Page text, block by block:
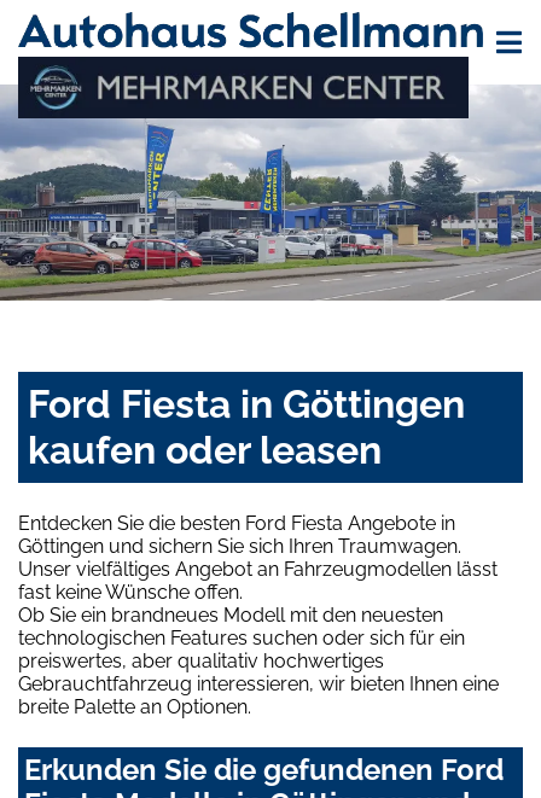
Ford Fiesta in Göttingen
kaufen oder leasen
Entdecken Sie die besten Ford Fiesta Angebote in
Göttingen und sichern Sie sich Ihren Traumwagen.
Unser vielfältiges Angebot an Fahrzeugmodellen lässt
fast keine Wünsche offen.
Ob Sie ein brandneues Modell mit den neuesten
technologischen Features suchen oder sich für ein
preiswertes, aber qualitativ hochwertiges
Gebrauchtfahrzeug interessieren, wir bieten Ihnen eine
breite Palette an Optionen.
Erkunden Sie die gefundenen Ford